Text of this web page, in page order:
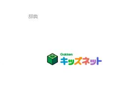
辞典